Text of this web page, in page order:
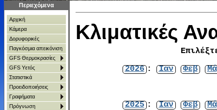
Περιεχόμενα
Αρχική
Κάμερα
Δορυφορικές
Παγκόσμια απεικόνιση
GFS Θερμοκρασίες
GFS Υετός
Στατιστικά
Προειδοποιήσεις
Γραφήματα
Πρόγνωση
Κλιματικές
2026 : Ιαν Φεβ
2025 : Ιαν Φεβ